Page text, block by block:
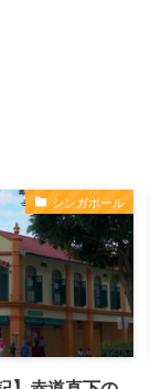
シンガポール